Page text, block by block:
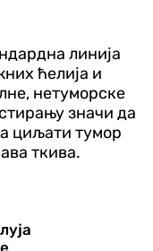
линија
ћелија и
нетуморске
значи да
циљати тумор
ткива.